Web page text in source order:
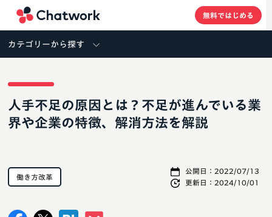
無料ではじめる
カテゴリーから探す
人手不足の原因とは？不足が進んでいる業
界や企業の特徴、解消方法を解説
公開日： 2022/07/13
更新日： 2024/10/01
働き方改革